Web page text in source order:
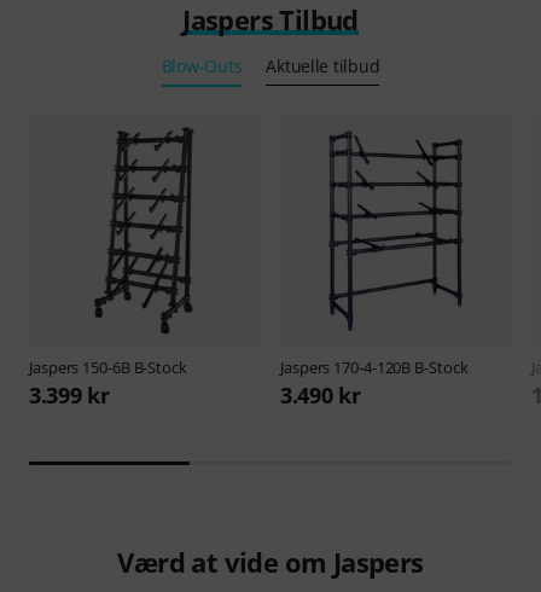
Jaspers Tilbud
Blow-Outs Aktuelle tilbud
Jaspers 150-6B B-Stock
3.399 kr
Jaspers 170-4-120B B-Stock
3.490 kr
Værd at vide om Jaspers